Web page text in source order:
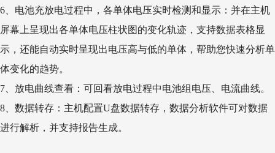
6、电池充放电过程中，各单体电压实时检测和显示：并在主机
屏幕上呈现出各单体电压柱状图的变化轨迹，支持数据表格显
示，还能自动实时呈现出电压高与低的单体，帮助您快速分析单
体变化的趋势。
7、放电曲线查看：可回看放电过程中电池组电压、电流曲线。
8、数据转存：主机配置U盘数据转存，数据分析软件可对数据
进行解析，并支持报告生成。